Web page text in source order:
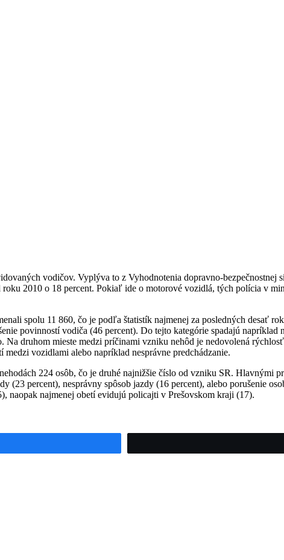
vodičov. Vyplýva to z Vyhodnotenia dopravno-bezpečnostnej
2010 o 18 percent. Pokiaľ ide o motorové vozidlá, tých polícia v
spolu 11 860, čo je podľa štatistík najmenej za posledných desať
povinností vodiča (46 percent). Do tejto kategórie spadajú napríklad
druhom mieste medzi príčinami vzniku nehôd je nedovolená
vozidlami alebo napríklad nesprávne predchádzanie.
224 osôb, čo je druhé najnižšie číslo od vzniku SR.
(23 percent), nesprávny spôsob jazdy (16 percent), alebo porušenie
naopak najmenej obetí evidujú policajti v Prešovskom kraji (17).